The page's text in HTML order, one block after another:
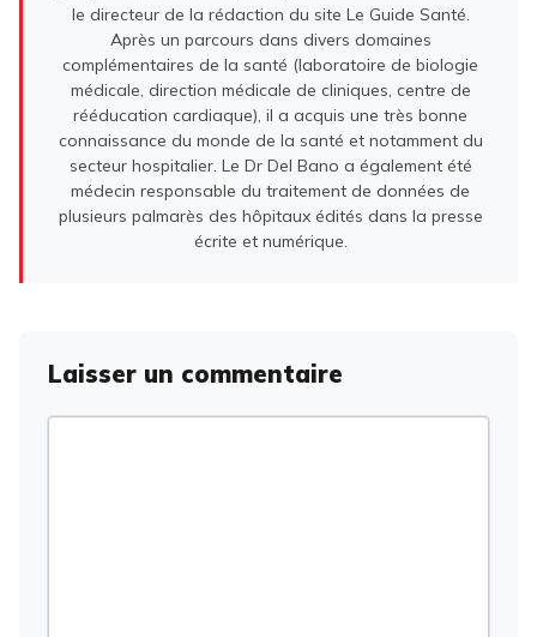
le directeur de la rédaction du site Le Guide Santé.
Après un parcours dans divers domaines
complémentaires de la santé (laboratoire de biologie
médicale, direction médicale de cliniques, centre de
rééducation cardiaque), il a acquis une très bonne
connaissance du monde de la santé et notamment du
secteur hospitalier. Le Dr Del Bano a également été
médecin responsable du traitement de données de
plusieurs palmarès des hôpitaux édités dans la presse
écrite et numérique.
Laisser un commentaire